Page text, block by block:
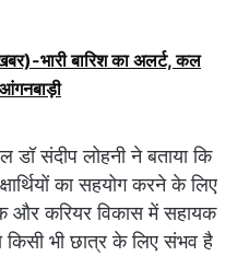
भारी बारिश का अलर्ट, कल
संदीप लोहनी ने बताया कि
का सहयोग करने के लिए
और करियर विकास में सहायक
किसी भी छात्र के लिए संभव है